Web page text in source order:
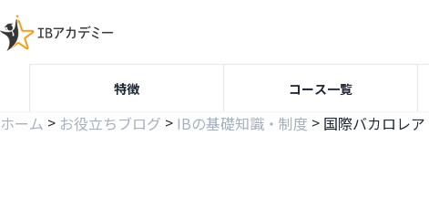
特徴 コース一覧
ホーム > お役立ちブログ > IBの基礎知識・制度 >